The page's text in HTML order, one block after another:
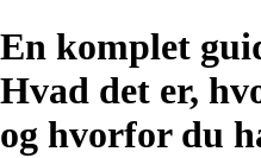
En komplet
Hvad det er,
og hvorfor du